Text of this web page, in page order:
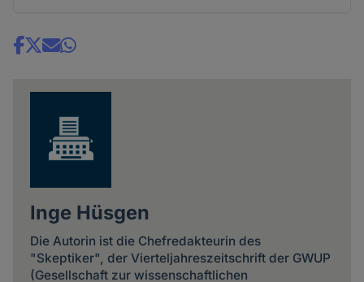
Share
Inge Hüsgen
Die Autorin ist die Chefredakteurin des
"Skeptiker", der Vierteljahreszeitschrift der GWUP
(Gesellschaft zur wissenschaftlichen